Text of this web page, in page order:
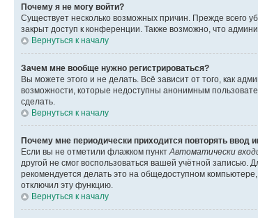
Почему я не могу войти?
Существует несколько возможных причин. Прежде всего
закрыт доступ к конференции. Также возможно, что
Вернуться к началу
Зачем мне вообще нужно регистрироваться?
Вы можете этого и не делать. Всё зависит от того, как
возможности, которые недоступны анонимным
сделать.
Вернуться к началу
Почему мне периодически приходится повторять ввод
Если вы не отметили флажком пункт Автоматически
другой не смог воспользоваться вашей учётной
рекомендуется делать это на общедоступном
отключил эту функцию.
Вернуться к началу